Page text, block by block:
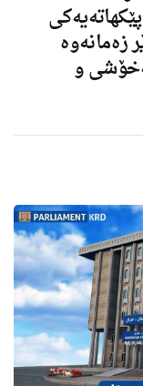
زه‌مانه‌وه‌
و